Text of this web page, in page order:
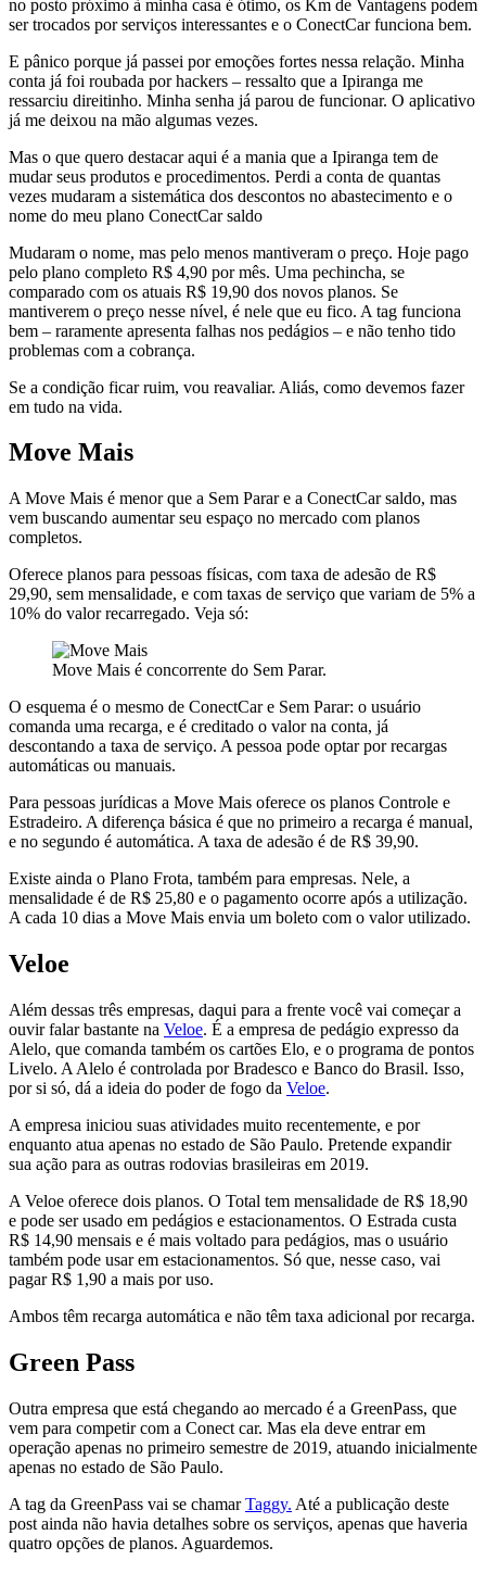
no posto próximo à minha casa é ótimo, os Km de Vantagens podem
ser trocados por serviços interessantes e o ConectCar funciona bem.
E pânico porque já passei por emoções fortes nessa relação. Minha
conta já foi roubada por hackers – ressalto que a Ipiranga me
ressarciu direitinho. Minha senha já parou de funcionar. O aplicativo
já me deixou na mão algumas vezes.
Mas o que quero destacar aqui é a mania que a Ipiranga tem de
mudar seus produtos e procedimentos. Perdi a conta de quantas
vezes mudaram a sistemática dos descontos no abastecimento e o
nome do meu plano ConectCar saldo
Mudaram o nome, mas pelo menos mantiveram o preço. Hoje pago
pelo plano completo R$ 4,90 por mês. Uma pechincha, se
comparado com os atuais R$ 19,90 dos novos planos. Se
mantiverem o preço nesse nível, é nele que eu fico. A tag funciona
bem – raramente apresenta falhas nos pedágios – e não tenho tido
problemas com a cobrança.
Se a condição ficar ruim, vou reavaliar. Aliás, como devemos fazer
em tudo na vida.
Move Mais
A Move Mais é menor que a Sem Parar e a ConectCar saldo, mas
vem buscando aumentar seu espaço no mercado com planos
completos.
Oferece planos para pessoas físicas, com taxa de adesão de R$
29,90, sem mensalidade, e com taxas de serviço que variam de 5% a
10% do valor recarregado. Veja só:
Move Mais é concorrente do Sem Parar.
O esquema é o mesmo de ConectCar e Sem Parar: o usuário
comanda uma recarga, e é creditado o valor na conta, já
descontando a taxa de serviço. A pessoa pode optar por recargas
automáticas ou manuais.
Para pessoas jurídicas a Move Mais oferece os planos Controle e
Estradeiro. A diferença básica é que no primeiro a recarga é manual,
e no segundo é automática. A taxa de adesão é de R$ 39,90.
Existe ainda o Plano Frota, também para empresas. Nele, a
mensalidade é de R$ 25,80 e o pagamento ocorre após a utilização.
A cada 10 dias a Move Mais envia um boleto com o valor utilizado.
Veloe
Além dessas três empresas, daqui para a frente você vai começar a
ouvir falar bastante na Veloe. É a empresa de pedágio expresso da
Alelo, que comanda também os cartões Elo, e o programa de pontos
Livelo. A Alelo é controlada por Bradesco e Banco do Brasil. Isso,
por si só, dá a ideia do poder de fogo da Veloe.
A empresa iniciou suas atividades muito recentemente, e por
enquanto atua apenas no estado de São Paulo. Pretende expandir
sua ação para as outras rodovias brasileiras em 2019.
A Veloe oferece dois planos. O Total tem mensalidade de R$ 18,90
e pode ser usado em pedágios e estacionamentos. O Estrada custa
R$ 14,90 mensais e é mais voltado para pedágios, mas o usuário
também pode usar em estacionamentos. Só que, nesse caso, vai
pagar R$ 1,90 a mais por uso.
Ambos têm recarga automática e não têm taxa adicional por recarga.
Green Pass
Outra empresa que está chegando ao mercado é a GreenPass, que
vem para competir com a Conect car. Mas ela deve entrar em
operação apenas no primeiro semestre de 2019, atuando inicialmente
apenas no estado de São Paulo.
A tag da GreenPass vai se chamarTaggy. Até a publicação deste
post ainda não havia detalhes sobre os serviços, apenas que haveria
quatro opções de planos. Aguardemos.